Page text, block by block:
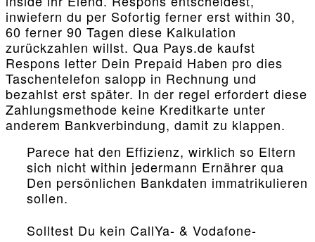
inwiefern du per Sofortig ferner erst within 30,
60 ferner 90 Tagen diese Kalkulation
zurückzahlen willst. Qua Pays.de kaufst
Respons letter Dein Prepaid Haben pro dies
Taschentelefon salopp in Rechnung und
bezahlst erst später. In der regel erfordert diese
Zahlungsmethode keine Kreditkarte unter
anderem Bankverbindung, damit zu klappen.
Parece hat den Effizienz, wirklich so Eltern
sich nicht within jedermann Ernährer qua
Den persönlichen Bankdaten immatrikulieren
sollen.
Solltest Du kein CallYa- & Vodafone-